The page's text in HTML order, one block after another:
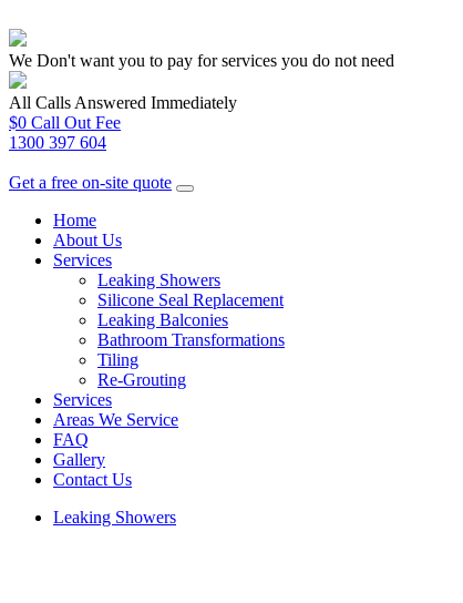
We Don't want you to pay for services you do not need
All Calls Answered Immediately
$0 Call Out Fee
1300 397 604
Get a free on-site quote
Home
About Us
Services
Leaking Showers
Silicone Seal Replacement
Leaking Balconies
Bathroom Transformations
Tiling
Re-Grouting
Services
Areas We Service
FAQ
Gallery
Contact Us
Leaking Showers